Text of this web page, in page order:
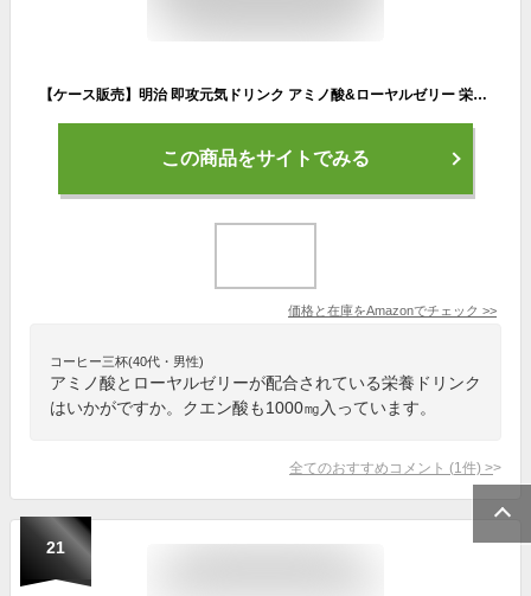
【ケース販売】明治 即攻元気ドリンク アミノ酸&ローヤルゼリー 栄養エナジー風味 200ml×24本
この商品をサイトでみる
価格と在庫をAmazonでチェック >>
コーヒー三杯(40代・男性)
アミノ酸とローヤルゼリーが配合されている栄養ドリンク
はいかがですか。クエン酸も1000㎎入っています。
全てのおすすめコメント (1 件) >
21